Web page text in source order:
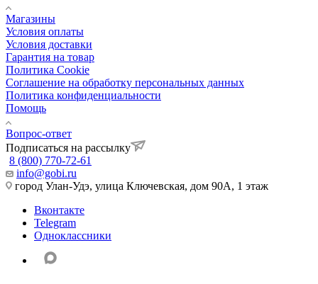
Магазины
Условия оплаты
Условия доставки
Гарантия на товар
Политика Cookie
Соглашение на обработку персональных данных
Политика конфиденциальности
Помощь
Вопрос-ответ
Подписаться на рассылку
8 (800) 770-72-61
info@gobi.ru
город Улан-Удэ, улица Ключевская, дом 90А, 1 этаж
Вконтакте
Telegram
Одноклассники